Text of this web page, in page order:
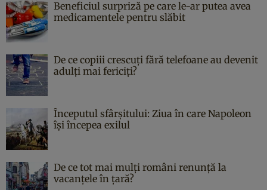
Beneficiul surpriză pe care le-ar putea avea
medicamentele pentru slăbit
De ce copiii crescuți fără telefoane au devenit
adulți mai fericiți?
Începutul sfârşitului: Ziua în care Napoleon
îşi începea exilul
De ce tot mai mulți români renunță la
vacanțele în țară?